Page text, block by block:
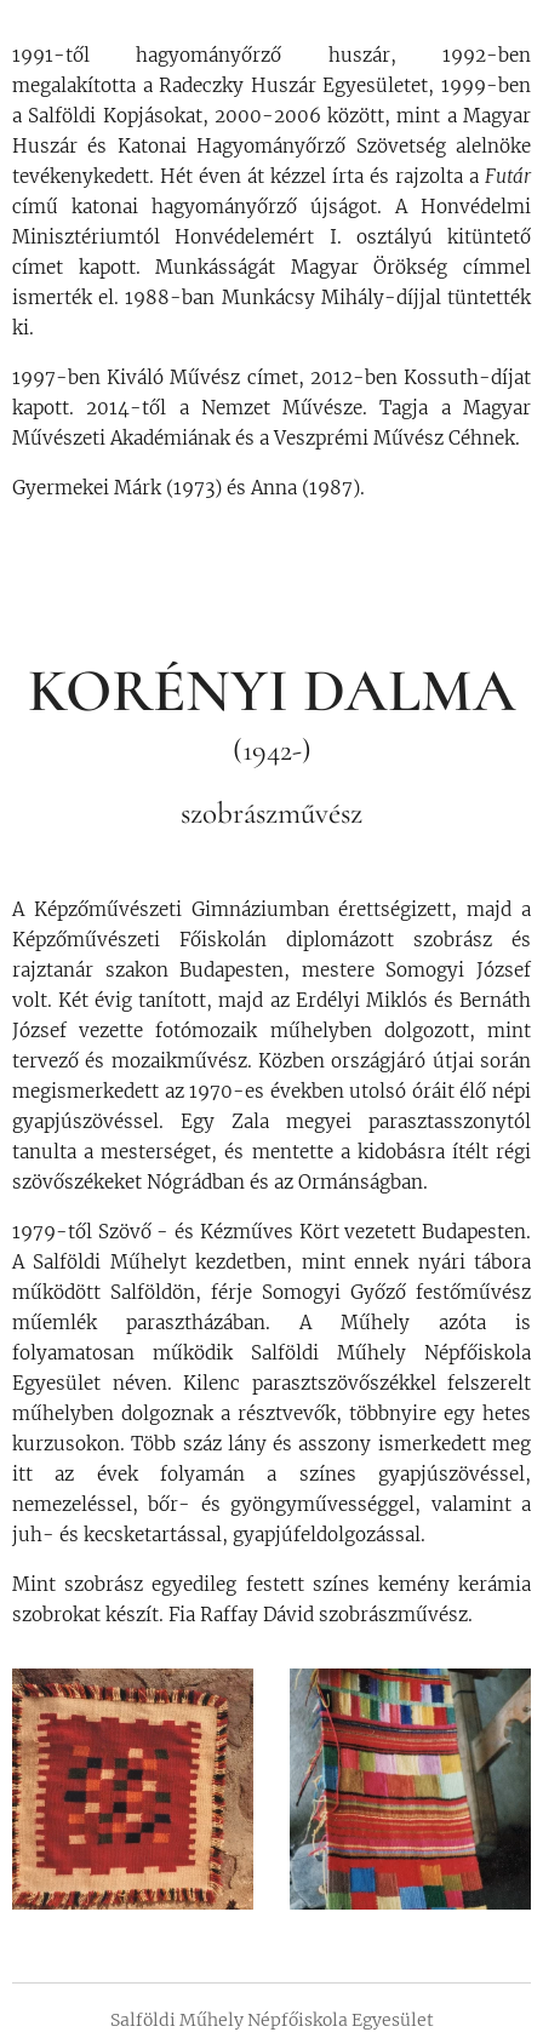
1991-től hagyományőrző huszár, 1992-ben
megalakította a Radeczky Huszár Egyesületet, 1999-ben
a Salföldi Kopjásokat, 2000-2006 között, mint a Magyar
Huszár és Katonai Hagyományőrző Szövetség alelnöke
tevékenykedett. Hét éven át kézzel írta és rajzolta a Futár
című katonai hagyományőrző újságot. A Honvédelmi
Minisztériumtól Honvédelemért I. osztályú kitüntető
címet kapott. Munkásságát Magyar Örökség címmel
ismerték el. 1988-ban Munkácsy Mihály-díjjal tüntették
ki.
1997-ben Kiváló Művész címet, 2012-ben Kossuth-díjat
kapott. 2014-től a Nemzet Művésze. Tagja a Magyar
Művészeti Akadémiának és a Veszprémi Művész Céhnek.
Gyermekei Márk (1973) és Anna (1987).
KORÉNYI DALMA
(1942-)
szobrászművész
A Képzőművészeti Gimnáziumban érettségizett, majd a
Képzőművészeti Főiskolán diplomázott szobrász és
rajztanár szakon Budapesten, mestere Somogyi József
volt. Két évig tanított, majd az Erdélyi Miklós és Bernáth
József vezette fotómozaik műhelyben dolgozott, mint
tervező és mozaikművész. Közben országjáró útjai során
megismerkedett az 1970-es években utolsó óráit élő népi
gyapjúszövéssel. Egy Zala megyei parasztasszonytól
tanulta a mesterséget, és mentette a kidobásra ítélt régi
szövőszékeket Nógrádban és az Ormánságban.
1979-től Szövő - és Kézműves Kört vezetett Budapesten.
A Salföldi Műhelyt kezdetben, mint ennek nyári tábora
működött Salföldön, férje Somogyi Győző festőművész
műemlék parasztházában. A Műhely azóta is
folyamatosan működik Salföldi Műhely Népfőiskola
Egyesület néven. Kilenc parasztszövőszékkel felszerelt
műhelyben dolgoznak a résztvevők, többnyire egy hetes
kurzusokon. Több száz lány és asszony ismerkedett meg
itt az évek folyamán a színes gyapjúszövéssel,
nemezeléssel, bőr- és gyöngyművességgel, valamint a
juh- és kecsketartással, gyapjúfeldolgozással.
Mint szobrász egyedileg festett színes kemény kerámia
szobrokat készít. Fia Raffay Dávid szobrászművész.
Salföldi Műhely Népfőiskola Egyesület